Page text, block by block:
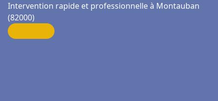
Intervention rapide et professionnelle à Montauban
(82000)